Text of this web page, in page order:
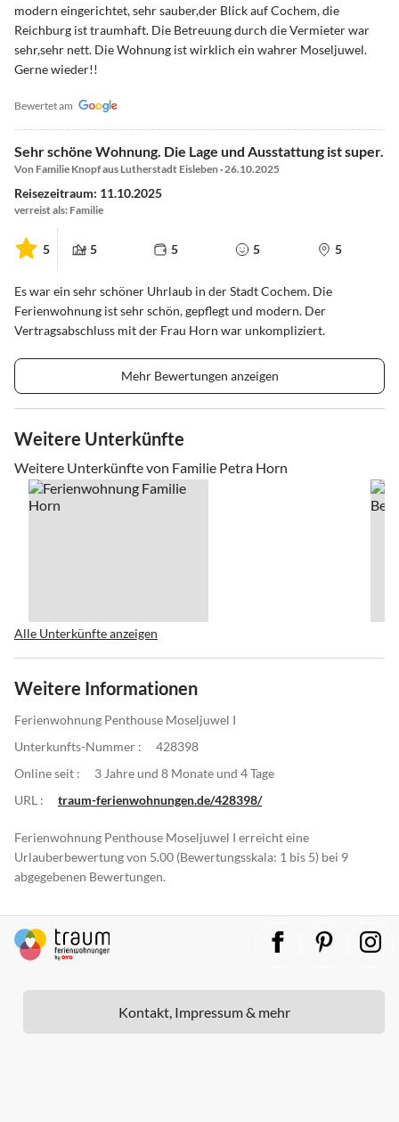
modern eingerichtet, sehr sauber,der Blick auf Cochem, die
Reichburg ist traumhaft. Die Betreuung durch die Vermieter war
sehr,sehr nett. Die Wohnung ist wirklich ein wahrer Moseljuwel.
Gerne wieder!!
Bewertet am
Sehr schöne Wohnung. Die Lage und Ausstattung ist super.
Von Familie Knopf aus Lutherstadt Eisleben · 26.10.2025
Reisezeitraum: 11.10.2025
verreist als: Familie
5 5 5 5 5
Es war ein sehr schöner Uhrlaub in der Stadt Cochem. Die
Ferienwohnung ist sehr schön, gepflegt und modern. Der
Vertragsabschluss mit der Frau Horn war unkompliziert.
Mehr Bewertungen anzeigen
Weitere Unterkünfte
Weitere Unterkünfte von Familie Petra Horn
Alle Unterkünfte anzeigen
Weitere Informationen
Ferienwohnung Penthouse Moseljuwel I
Unterkunfts-Nummer :
428398
Online seit :
3 Jahre und 8 Monate und 4 Tage
URL :
traum-ferienwohnungen.de/428398/
Ferienwohnung Penthouse Moseljuwel I erreicht eine
Urlauberbewertung von 5.00 (Bewertungsskala: 1 bis 5) bei 9
abgegebenen Bewertungen.
Kontakt, Impressum & mehr